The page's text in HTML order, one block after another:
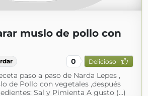
muslo de pollo con
0 Delicioso
paso a paso de Narda Lepes ,
de Pollo con vegetales ,después
Sal y Pimienta A gusto (...)